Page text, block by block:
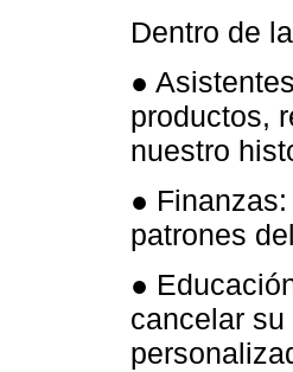
Dentro de
●
productos,
nuestro
●
patrones
●
cancelar